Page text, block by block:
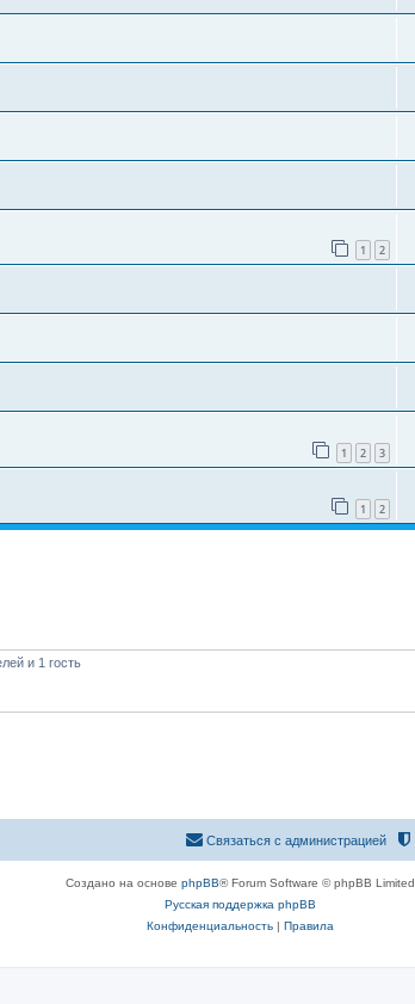
1 2
1 2 3
1 2
и 1 гость
Связаться с администрацией
Создано на основе phpBB® Forum Software © phpBB Limited
Русская поддержка phpBB
Конфиденциальность| Правила